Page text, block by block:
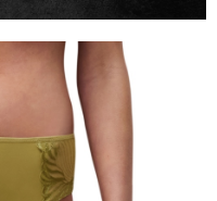
哥大進項蒐集、處理及利用，
oppay.tw/userRule
先享後付」服務完成之交
並將交易相關給付款項請求債
：
監護人之同意方可使用
費
井島、桶盤島、望安、七